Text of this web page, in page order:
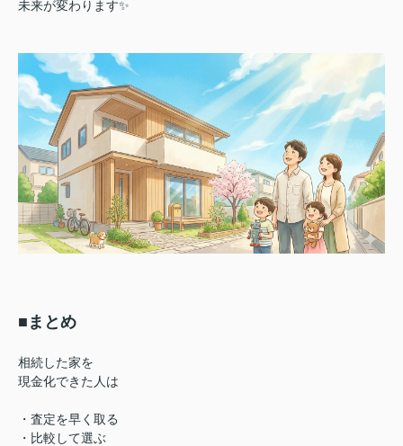
未来が変わります✨
■まとめ
相続した家を
現金化できた人は
・査定を早く取る
・比較して選ぶ